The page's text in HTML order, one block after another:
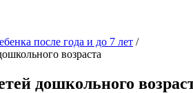
после года и до 7 лет /
возраста
дошкольного